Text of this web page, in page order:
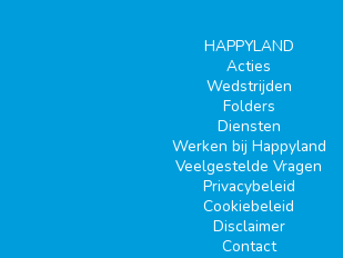
HAPPYLAND
Acties
Wedstrijden
Folders
Diensten
Werken bij Happyland
Veelgestelde Vragen
Privacybeleid
Cookiebeleid
Disclaimer
Contact